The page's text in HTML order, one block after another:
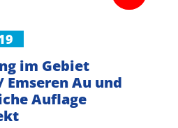
im Gebiet
Au und
Auflage